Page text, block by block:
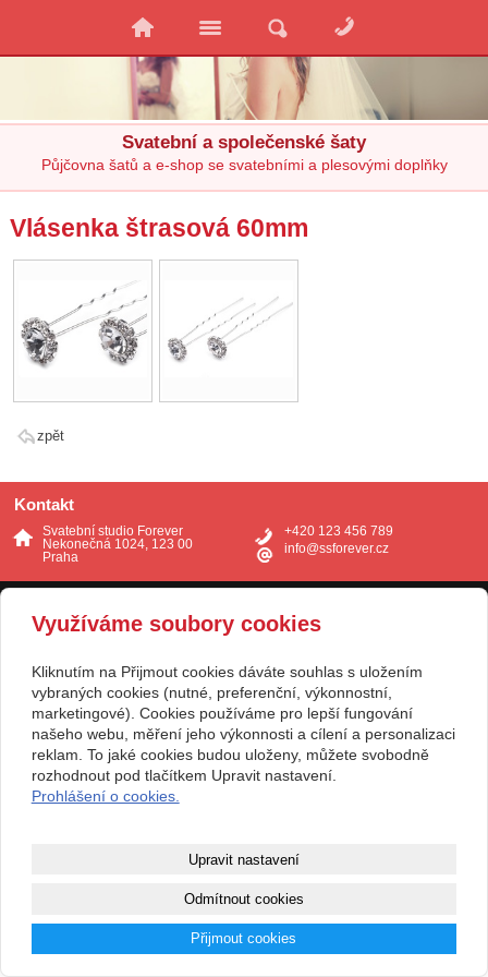
Svatební a společenské šaty
Půjčovna šatů a e-shop se svatebními a plesovými doplňky
Vlásenka štrasová 60mm
zpět
Kontakt
Svatební studio Forever
Nekonečná 1024, 123 00
Praha
+420 123 456 789
info@ssforever.cz
registrátora v ČR
Mapa webu |Zobrazit klasickou verzi
Využíváme soubory cookies
Kliknutím na Přijmout cookies dáváte souhlas s uložením
vybraných cookies (nutné, preferenční, výkonnostní,
marketingové). Cookies používáme pro lepší fungování
našeho webu, měření jeho výkonnosti a cílení a personalizaci
reklam. To jaké cookies budou uloženy, můžete svobodně
rozhodnout pod tlačítkem Upravit nastavení.
Prohlášení o cookies.
Upravit nastavení
Odmítnout cookies
Přijmout cookies